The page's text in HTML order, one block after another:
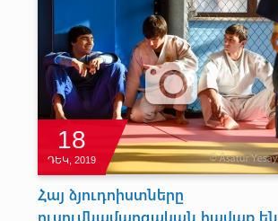
18
ԴԵԿ, 2019
Հայ ձյուդոիստները
ուսումնամարզական հավաք են